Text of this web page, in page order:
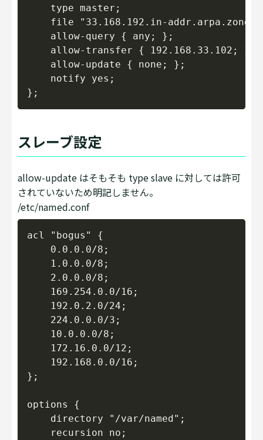
    type master;
    file "33.168.192.in-addr.arpa.zone";
    allow-query { any; };
    allow-transfer { 192.168.33.102; };
    allow-update { none; };
    notify yes;
スレーブ設定
allow-update はそもそも type slave に対しては許可
されていないため明記しません。
/etc/named.conf
acl "bogus" {
    0.0.0.0/8;
    1.0.0.0/8;
    2.0.0.0/8;
    169.254.0.0/16;
    192.0.2.0/24;
    224.0.0.0/3;
    10.0.0.0/8;
    172.16.0.0/12;
    192.168.0.0/16;
};
options {
    directory "/var/named";
    recursion no;